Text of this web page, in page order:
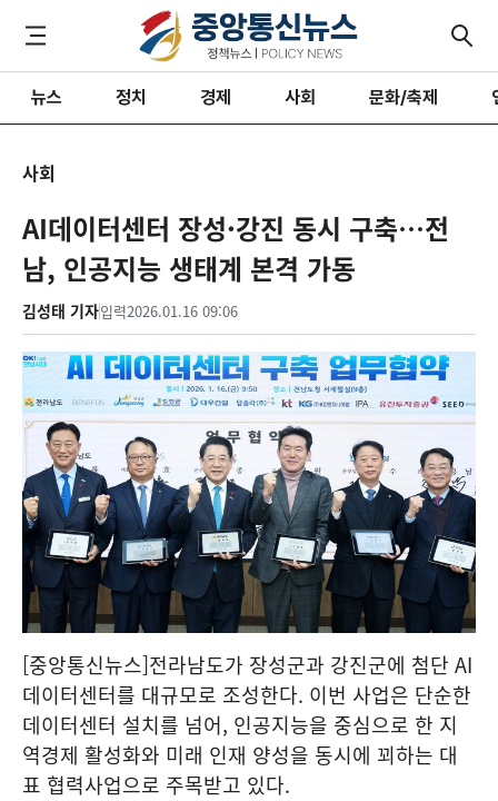
뉴스 정치 경제 사회 문화/축제
사회
AI데이터센터 장성·강진 동시 구축…전
남, 인공지능 생태계 본격 가동
김성태 기자입력2026.01.16 09:06
[중앙통신뉴스]전라남도가 장성군과 강진군에 첨단 AI
데이터센터를 대규모로 조성한다. 이번 사업은 단순한
데이터센터 설치를 넘어, 인공지능을 중심으로 한 지
역경제 활성화와 미래 인재 양성을 동시에 꾀하는 대
표 협력사업으로 주목받고 있다.